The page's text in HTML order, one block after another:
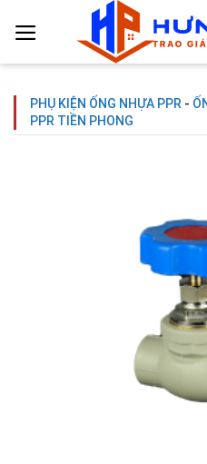
đến
PHỤ KIỆN ỐNG NHỰA PPR -
PPR TIỀN PHONG